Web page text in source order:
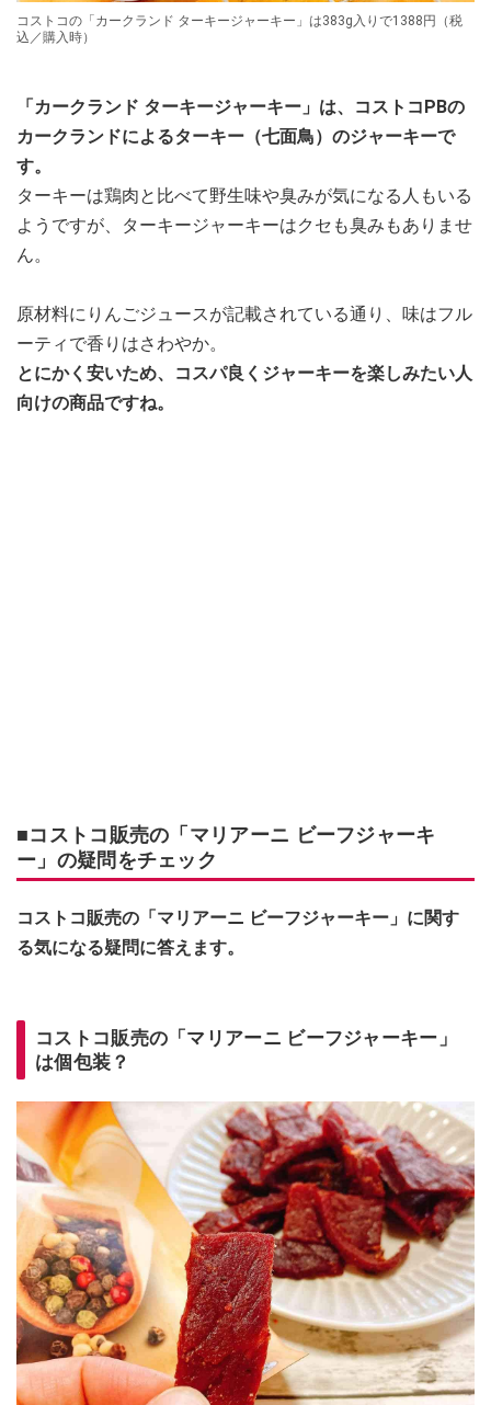
コストコの「カークランド ターキージャーキー」は383g入りで1388円（税
込／購入時）
「カークランド ターキージャーキー」は、コストコPBの
カークランドによるターキー（七面鳥）のジャーキーで
す。
ターキーは鶏肉と比べて野生味や臭みが気になる人もいる
ようですが、ターキージャーキーはクセも臭みもありませ
ん。
原材料にりんごジュースが記載されている通り、味はフル
ーティで香りはさわやか。
とにかく安いため、コスパ良くジャーキーを楽しみたい人
向けの商品ですね。
■コストコ販売の「マリアーニ ビーフジャーキ
ー」の疑問をチェック
コストコ販売の「マリアーニ ビーフジャーキー」に関す
る気になる疑問に答えます。
コストコ販売の「マリアーニ ビーフジャーキー」
は個包装？